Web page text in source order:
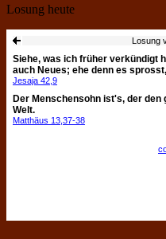
Losung heute